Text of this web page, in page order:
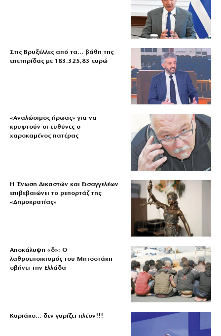
Στις Βρυξέλλες από τα… βάθη της
επετηρίδας με 183.325,83 ευρώ
«Aναλώσιμος ήρωας» για να
κρυφτούν οι ευθύνες ο
χαροκαμένος πατέρας
Η Ένωση Δικαστών και Εισαγγελέων
επιβεβαιώνει το ρεπορτάζ της
«Δημοκρατίας»
Αποκάλυψη «δ»: Ο
λαθροεποικισμός του Μητσοτάκη
σβήνει την Ελλάδα
Κυριάκο… δεν γυρίζει πλέον!!!